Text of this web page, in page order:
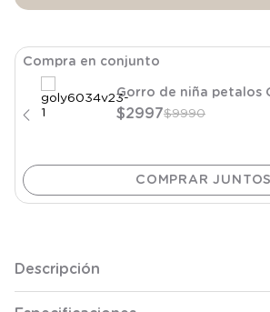
Compra en conjunto
Gorro de niña petalos
$2997$9990
Descripción